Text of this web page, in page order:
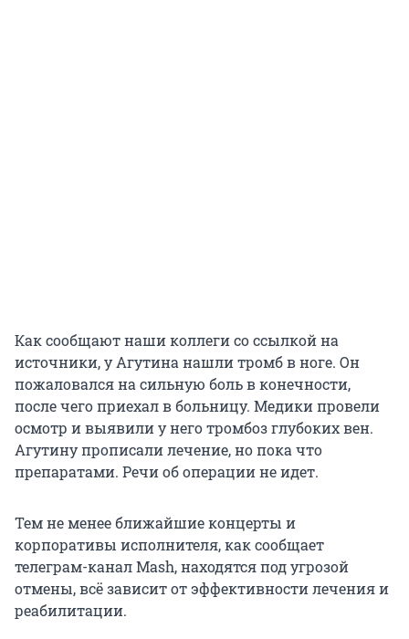
Как сообщают наши коллеги со ссылкой на
источники, у Агутина нашли тромб в ноге. Он
пожаловался на сильную боль в конечности,
после чего приехал в больницу. Медики провели
осмотр и выявили у него тромбоз глубоких вен.
Агутину прописали лечение, но пока что
препаратами. Речи об операции не идет.
Тем не менее ближайшие концерты и
корпоративы исполнителя, как сообщает
телеграм-канал Mash, находятся под угрозой
отмены, всё зависит от эффективности лечения и
реабилитации.